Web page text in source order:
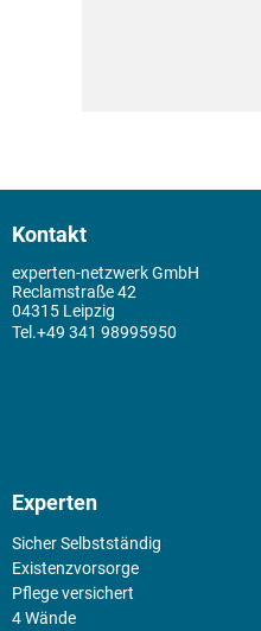
Kontakt
experten-netzwerk GmbH
Reclamstraße 42
04315 Leipzig
+49 341 98995950
Experten
Sicher Selbstständig
Existenz­vorsorge
Pflege versichert
4 Wände